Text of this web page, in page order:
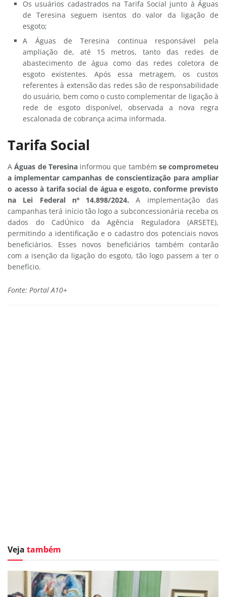
Os usuários cadastrados na Tarifa Social junto à Águas
de Teresina seguem isentos do valor da ligação de
esgoto;
A Águas de Teresina continua responsável pela
ampliação de, até 15 metros, tanto das redes de
abastecimento de água como das redes coletora de
esgoto existentes. Após essa metragem, os custos
referentes à extensão das redes são de responsabilidade
do usuário, bem como o custo complementar de ligação à
rede de esgoto disponível, observada a nova regra
escalonada de cobrança acima informada.
Tarifa Social
A Águas de Teresinainformou que também se comprometeu
a implementar campanhas de conscientização para ampliar
o acesso à tarifa social de água e esgoto, conforme previsto
na Lei Federal nº 14.898/2024.A implementação das
campanhas terá início tão logo a subconcessionária receba os
dados do CadÚnico da Agência Reguladora (ARSETE),
permitindo a identificação e o cadastro dos potenciais novos
beneficiários. Esses novos beneficiários também contarão
com a isenção da ligação do esgoto, tão logo passem a ter o
benefício.
Fonte: Portal A10+
Veja também